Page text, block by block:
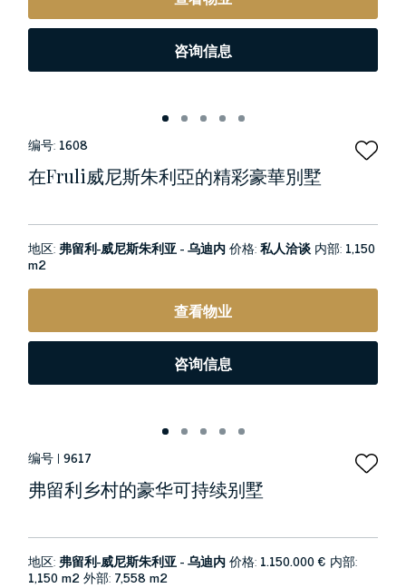
咨询信息
编号: 1608
在fruli威尼斯朱利亞的精彩豪華別墅
地区: 弗留利-威尼斯朱利亚 - 乌迪内价格:私人洽谈 内部: 1,150
m2
查看物业
咨询信息
编号 | 9617
弗留利乡村的豪华可持续别墅
地区: 弗留利-威尼斯朱利亚 - 乌迪内价格: 1.150.000 € 内部:
1,150 m2外部: 7,558 m2